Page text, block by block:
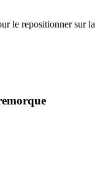
le repositionner sur la